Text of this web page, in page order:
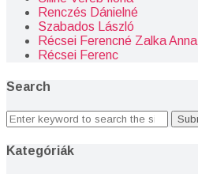
Renczés Dánielné
Szabados László
Récsei Ferencné Zalka Anna
Récsei Ferenc
Search
Search
for:
Kategóriák